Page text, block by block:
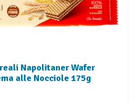
Napolitaner Wafer
alle Nocciole 175g